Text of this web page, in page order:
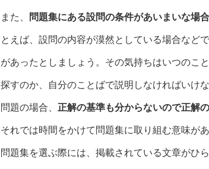
また、 問題集にある設問の条件があいまいな場
とえば、設問の内容が漠然としている場合など
があったとしましょう。その気持ちはいつのこ
探すのか、自分のことばで説明しなければいけ
問題の場合、 正解の基準も分からないので正解
それでは時間をかけて問題集に取り組む意味があ
問題集を選ぶ際には、掲載されている文章がひ